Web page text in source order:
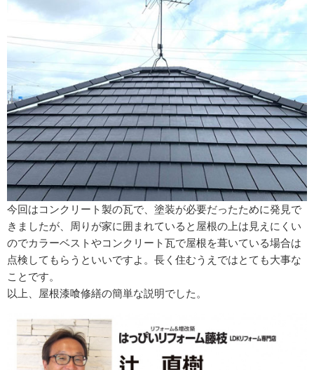
今回はコンクリート製の瓦で、塗装が必要だったために発見で
きましたが、周りが家に囲まれていると屋根の上は見えにくい
のでカラーベストやコンクリート瓦で屋根を葺いている場合は
点検してもらうといいですよ。長く住むうえではとても大事な
ことです。
以上、屋根漆喰修繕の簡単な説明でした。